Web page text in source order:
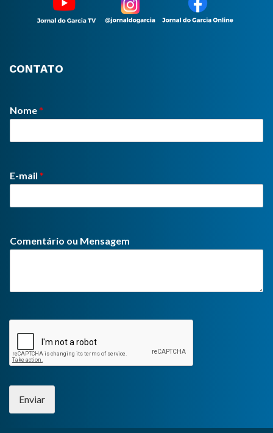
CONTATO
Nome*
E-mail *
Comentário ou Mensagem
Enviar